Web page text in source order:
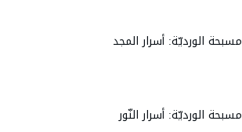
مسبحة الورديّة: أسرار المجد
مسبحة الورديّة: أسرار النّور